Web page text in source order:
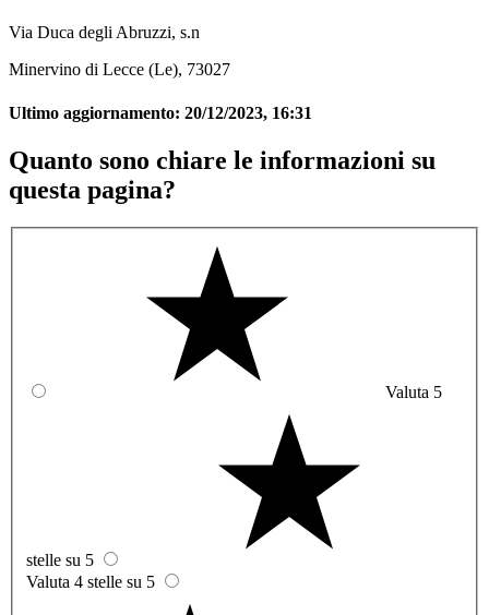
Via Duca degli Abruzzi, s.n
Minervino di Lecce (Le), 73027
Ultimo aggiornamento: 20/12/2023, 16:31
Quanto sono chiare le informazioni su
questa pagina?
Valuta 5
stelle su 5
Valuta 4 stelle su 5